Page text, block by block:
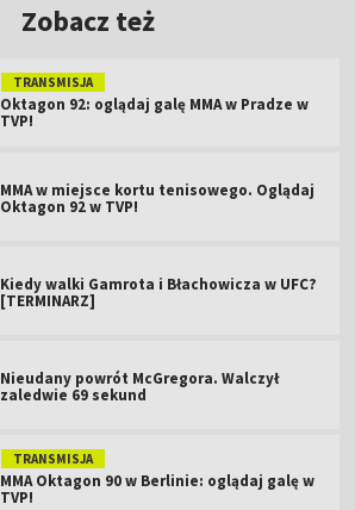
Zobacz też
TRANSMISJA
Oktagon 92: oglądaj galę MMA w Pradze w
TVP!
MMA w miejsce kortu tenisowego. Oglądaj
Oktagon 92 w TVP!
Kiedy walki Gamrota i Błachowicza w UFC?
[TERMINARZ]
Nieudany powrót McGregora. Walczył
zaledwie 69 sekund
TRANSMISJA
MMA Oktagon 90 w Berlinie: oglądaj galę w
TVP!